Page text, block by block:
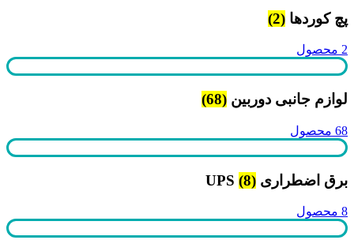
پچ کوردها (2)
2 محصول
لوازم جانبی دوربین (68)
68 محصول
برق اضطراری UPS (8)
8 محصول